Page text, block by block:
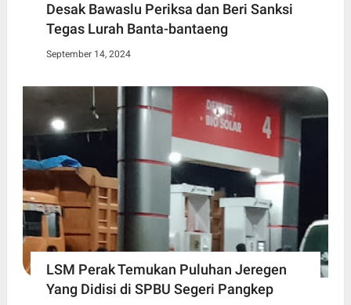
Desak Bawaslu Periksa dan Beri Sanksi
Tegas Lurah Banta-bantaeng
September 14, 2024
LSM Perak Temukan Puluhan Jeregen
Yang Didisi di SPBU Segeri Pangkep